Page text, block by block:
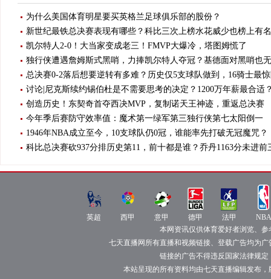
为什么美国体育明星要买英格兰足球俱乐部的股份？
新世纪最铁总决赛表现有哪些？科比三次上榜水花威少也榜上有名
凯尔特人2-0！大当家变成老三！FMVP大爆冷，塔图姆慌了
独行侠遭遇詹姆斯式黑哨，力捧凯尔特人夺冠？基德面对黑哨也
总决赛0-2落后想要逆转有多难？历史仅5支球队做到，16骑士最
讨论|尼克斯续约锡伯杜是不需要思考的决定？1200万年薪最合适
创造历史！东契奇首夺西决MVP，复制诺天王神迹，重返总决赛
今年季后赛防守效率值：魔术第一绿军第三独行侠第七太阳倒一
1946年NBA成立至今，10支球队仍0冠，谁能率先打破无冠魔咒？
科比总决赛砍937分排历史第11，前十都是谁？乔丹1163分未进前
英
超
直
英超
西
甲
直
西甲
意
甲
直
播
意甲
德
甲
直
播
德甲
法
甲
直
播
法甲
NBA
直
播
NBA
本网资讯仅供体育爱好者浏览、
七天直播网所有直播和视频链接、登载广告均为
链接的广告不得违反国家法律规
本站呈现的所有资料均由七天直播编辑发布